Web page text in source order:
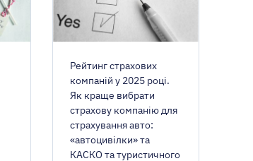
Рейтинг страхових
компаній у 2025 році.
Як краще вибрати
страхову компанію для
страхування авто:
«автоцивілки» та
КАСКО та туристичного